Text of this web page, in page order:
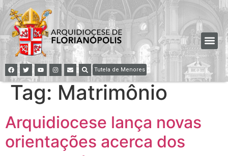
Tutela de Menores
Tag: Matrimônio
Arquidiocese lança novas
orientações acerca dos